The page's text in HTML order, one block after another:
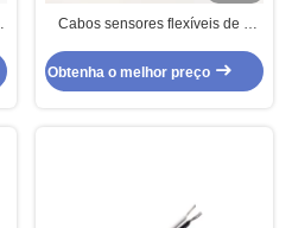
Cabos sensores flexíveis de 7
TPU
Obtenha o melhor preço